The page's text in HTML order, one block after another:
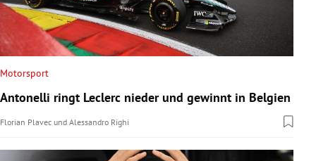
Motorsport
Antonelli ringt Leclerc nieder und gewinnt in Belgien
Florian Plavec und Alessandro Righi